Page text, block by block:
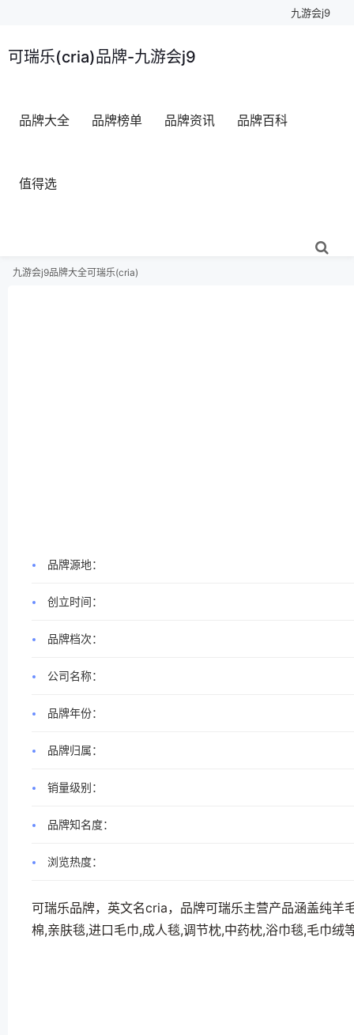
九游会j9
可瑞乐(cria)品牌-九游会j9
品牌大全 品牌榜单 品牌资讯 品牌百科
值得选
九游会j9品牌大全可瑞乐(cria)
品牌源地：
创立时间：
品牌档次：
公司名称：
品牌年份：
品牌归属：
销量级别：
品牌知名度：
浏览热度：
可瑞乐品牌，英文名cria，品牌可瑞乐主营产品涵盖纯羊
棉,亲肤毯,进口毛巾,成人毯,调节枕,中药枕,浴巾毯,毛巾绒